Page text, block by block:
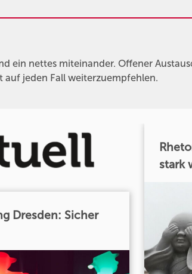
ein nettes miteinander. Offener
auf jeden Fall weiterzuempfehlen.
Dresden: Sicher
stark